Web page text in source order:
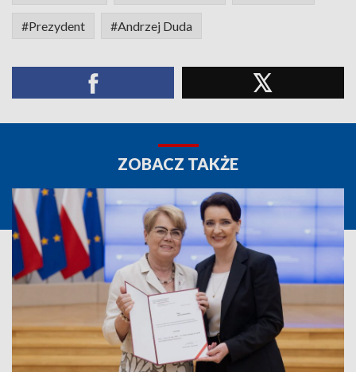
#Prezydent #Andrzej Duda
ZOBACZ TAKŻE